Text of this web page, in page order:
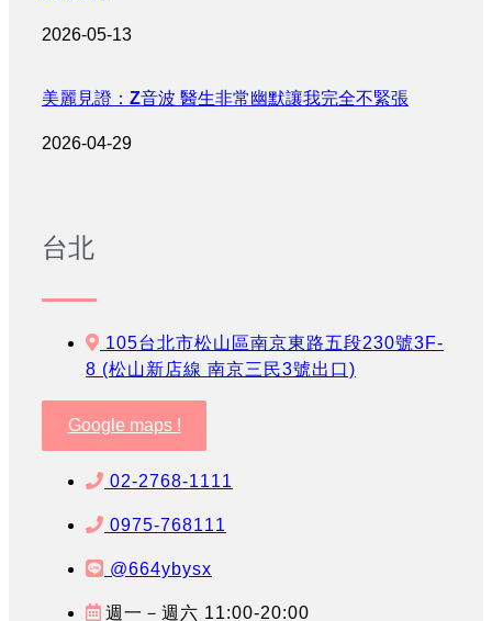
2026-05-13
美麗見證：Z音波 醫生非常幽默讓我完全不緊張
2026-04-29
台北
105台北市松山區南京東路五段230號3F-
8 (松山新店線 南京三民3號出口)
Google maps !
02-2768-1111
0975-768111
@664ybysx
週一－週六 11:00-20:00